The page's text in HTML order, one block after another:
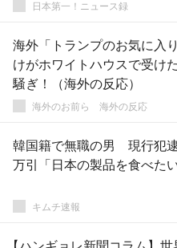
日本第一！ニュース録
海外「トランプのお気に入
けがホワイトハウスで受け
騒ぎ！（海外の反応）
海外のお前ら 海外の反応
韓国籍で無職の男 現行犯
万引「日本の製品を食べた
キムチ速報